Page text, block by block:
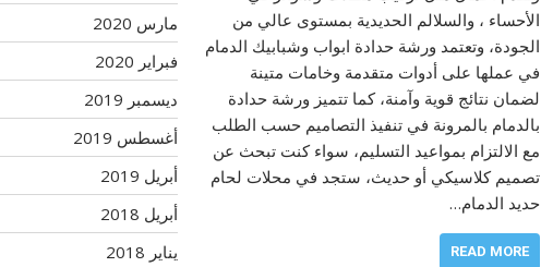
الأحساء ، والسلالم الحديدية بمستوى عالي من
الجودة، وتعتمد ورشة حدادة ابواب وشبابيك الدمام
في عملها على أدوات متقدمة وخامات متينة
لضمان نتائج قوية وآمنة، كما تتميز ورشة حدادة
بالدمام بالمرونة في تنفيذ التصاميم حسب الطلب
مع الالتزام بمواعيد التسليم، سواء كنت تبحث عن
تصميم كلاسيكي أو حديث، ستجد في محلات لحام
حديد الدمام…
READ MORE
مارس 2020
فبراير 2020
ديسمبر 2019
أغسطس 2019
أبريل 2019
أبريل 2018
يناير 2018